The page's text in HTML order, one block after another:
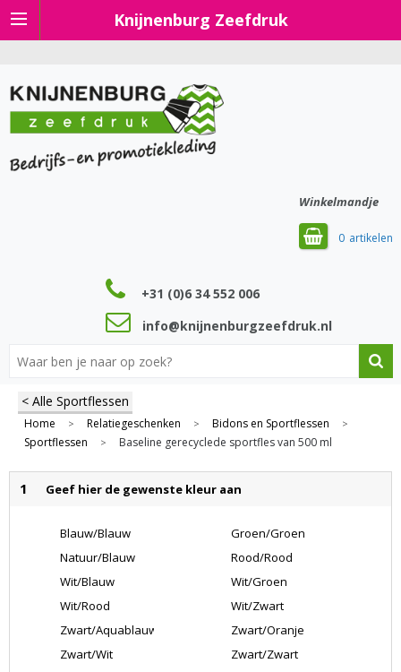
Knijnenburg Zeefdruk
Winkelmandje
0
+31 (0)6 34 552 006
info@knijnenburgzeefdruk.nl
< Alle Sportflessen
Home > Relatiegeschenken > Bidons en Sportflessen >
Sportflessen > Baseline gerecyclede sportfles van 500 ml
1 Geef hier de gewenste kleur aan
Blauw/Blauw
Groen/Groen
Natuur/Blauw
Rood/Rood
Wit/Blauw
Wit/Groen
Wit/Rood
Wit/Zwart
Zwart/Aquablauw
Zwart/Oranje
Zwart/Wit
Zwart/Zwart